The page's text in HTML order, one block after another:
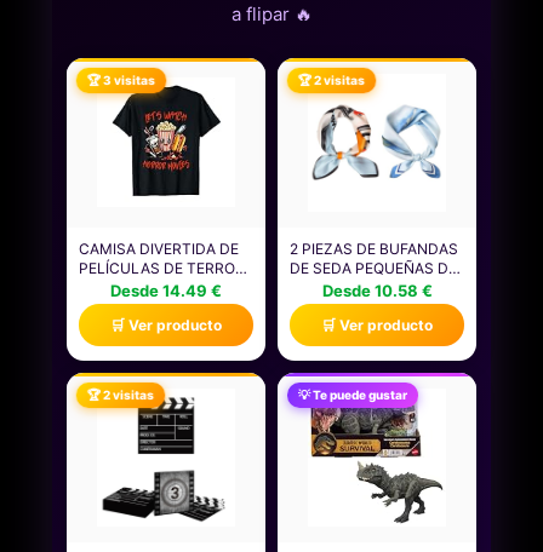
a flipar 🔥
🏆 3 visitas
CAMISA DIVERTIDA DE
PELÍCULAS DE TERROR
PARA HOMBRES,
MUJERES Y NIÑOS
CAMISETA
Desde 14.49 €
🛒 Ver producto
🏆 2 visitas
2 PIEZAS DE BUFANDAS
DE SEDA PEQUEÑAS DE
MODA, ACCESORIOS
PARA MUJERES,
BUFANDAS DE SEDA
RETRO Y ELEES, QUE SE
PUEDEN USAR COMO
BUFANDAS DE CUELLO,
ROPA DE CABEZA Y
DECORACIONES DE
EMBALAJE.
Desde 10.58 €
🛒 Ver producto
🏆 2 visitas 💡 Te puede gustar